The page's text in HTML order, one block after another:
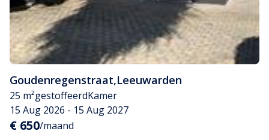
Goudenregenstraat,Leeuwarden
25 m²gestoffeerdKamer
15 Aug 2026 - 15 Aug 2027
€ 650/maand